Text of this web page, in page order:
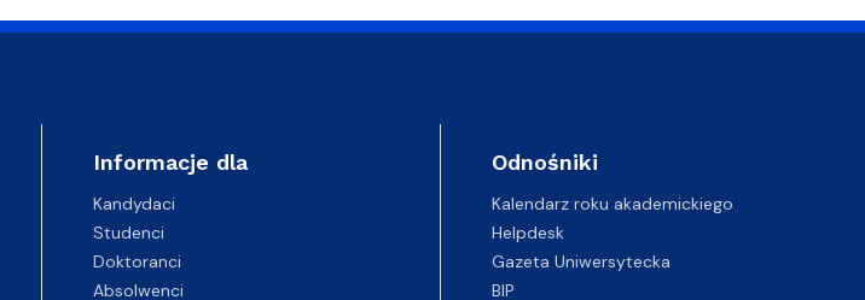
Informacje dla
Kandydaci
Studenci
Doktoranci
Absolwenci
Odnośniki
Kalendarz roku akademickiego
Helpdesk
Gazeta Uniwersytecka
BIP